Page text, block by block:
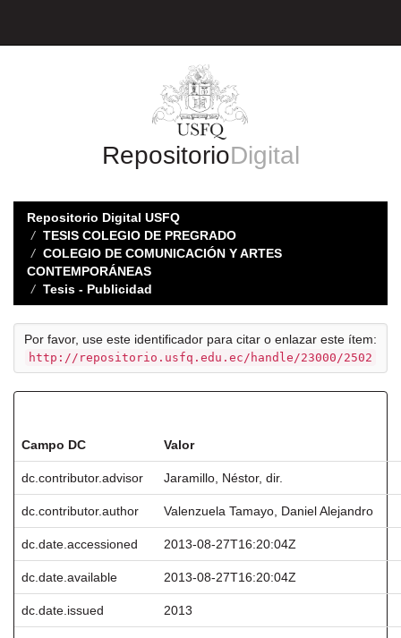
RepositorioDigital
Repositorio Digital USFQ
TESIS COLEGIO DE PREGRADO
COLEGIO DE COMUNICACIÓN Y ARTES
CONTEMPORÁNEAS
Tesis - Publicidad
Por favor, use este identificador para citar o enlazar este ítem:
http://repositorio.usfq.edu.ec/handle/23000/2502
Campo DC Valor
dc.contributor.advisor Jaramillo, Néstor, dir.
dc.contributor.author Valenzuela Tamayo, Daniel Alejandro
dc.date.accessioned 2013-08-27T16:20:04Z
dc.date.available 2013-08-27T16:20:04Z
dc.date.issued 2013